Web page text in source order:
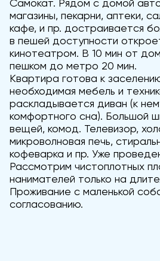
Самокат. Рядом с домой
магазины, пекарни, аптеки,
кафе, и пр. достраивается
в пешей доступности
кинотеатром. В 10 мин от
пешком до метро 20 мин.
Квартира готова к
необходимая мебель и
раскладывается диван (к
комфортного сна). Большой
вещей, комод. Телевизор,
микроволновая печь,
кофеварка и пр. Уже
Рассмотрим чистоплотных
нанимателей только на
Проживание с маленькой
согласованию.